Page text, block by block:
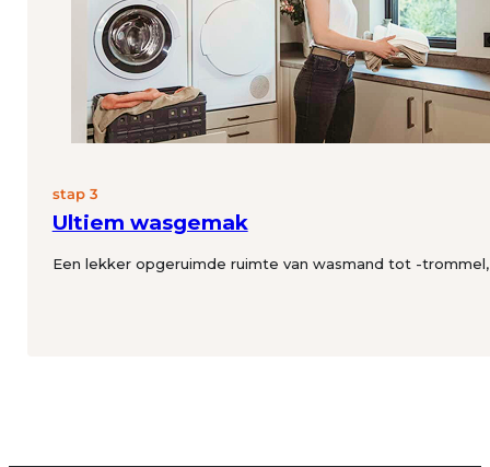
stap 3
Ultiem wasgemak
Een lekker opgeruimde ruimte van wasmand tot -